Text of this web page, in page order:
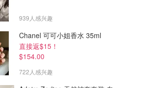
939人感兴趣
Chanel 可可小姐香水 35ml
直接返$15！
$154.00
722人感兴趣